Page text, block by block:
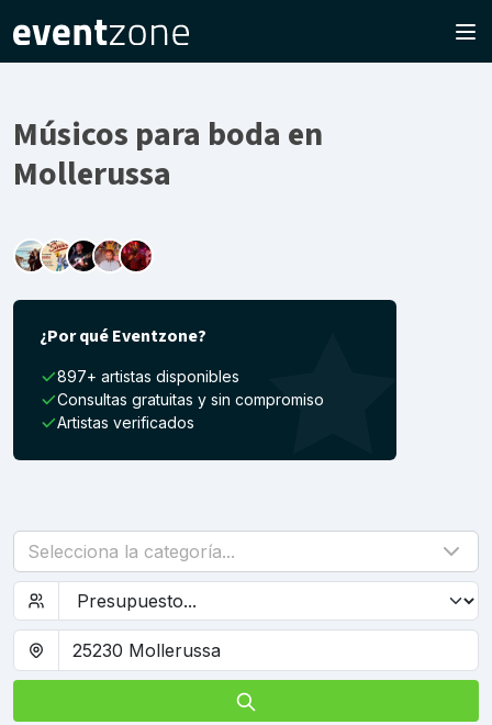
Músicos para boda en
Mollerussa
¿Por qué Eventzone?
897+ artistas disponibles
Consultas gratuitas y sin compromiso
Artistas verificados
Selecciona la categoría...